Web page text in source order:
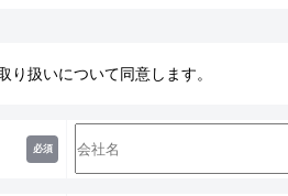
り扱いについて同意します。
必須